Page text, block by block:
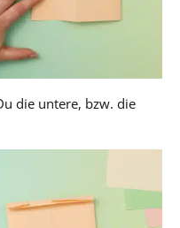
die untere, bzw. die